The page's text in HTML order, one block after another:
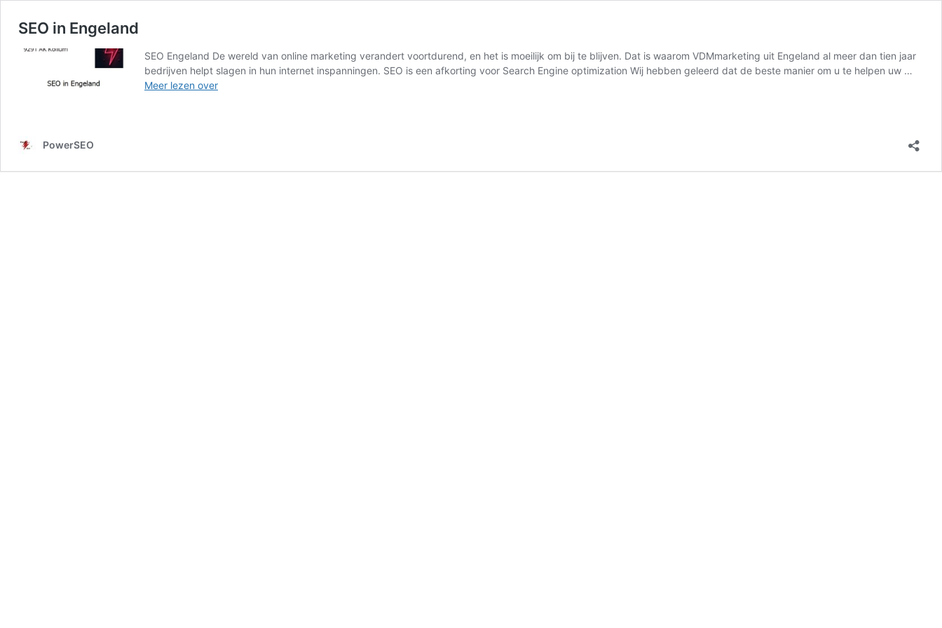
SEO in Engeland
SEO Engeland De wereld van online marketing verandert voortdurend, en het is moeilijk om bij te blijven. Dat is waarom VDMmarketing uit Engeland al meer dan tien jaar
bedrijven helpt slagen in hun internet inspanningen. SEO is een afkorting voor Search Engine optimization Wij hebben geleerd dat de beste manier om u te helpen uw …
Meer lezen overSEO
PowerSEO